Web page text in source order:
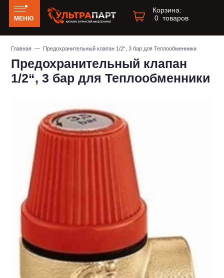
МЕНЮ
Корзина:
0 товаров
Главная — Предохранительный клапан 1/2“, 3 бар для Теплообменники
Предохранительный клапан
1/2“, 3 бар для Теплообменники